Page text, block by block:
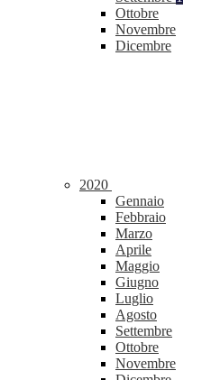
Ottobre
Novembre
Dicembre
2020
Gennaio
Febbraio
Marzo
Aprile
Maggio
Giugno
Luglio
Agosto
Settembre
Ottobre
Novembre